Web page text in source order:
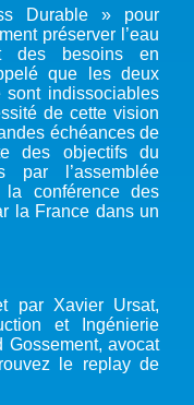
2023Durable » pour
préserver l’eau
des besoins en
que les deux
sont indissociables
de cette vision
échéances de
des objectifs du
par l’assemblée
conférence des
la France dans un
par Xavier Ursat,
et Ingénierie
Gossement, avocat
le replay de